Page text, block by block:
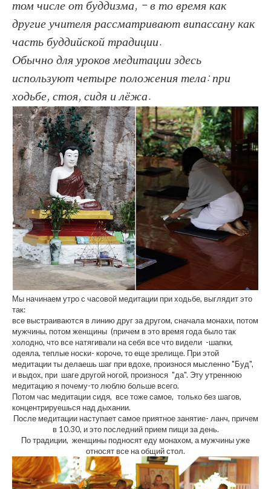
том числе от буддизма, - в то время как
другие учителя рассматривают випассану как
часть буддийской традиции.
Обычно для уроков медитации здесь
используют четыре положения тела: при
ходьбе, стоя, сидя и лёжа.
Мы начинаем утро с часовой медитации при ходьбе, выглядит это
так:
все выстраиваются в линию друг за другом, сначала монахи, потом
мужчины, потом женщины (причем в это время года было так
холодно, что все натягивали на себя все что видели -шапки,
одеяла, теплые носки- короче, то еще зрелище. При этой
медитации ты делаешь шаг при вдохе, произнося мысленно "Буд",
и выдох, при шаге другой ногой, произнося "да". Эту утреннюю
медитацию я почему-то люблю больше всего.
Потом час медитации сидя, все тоже самое, только без шагов,
концентрируешься над дыхании.
После медитации наступает самое приятное занятие- ланч, причем
в 10.30, и это последний прием пищи за день.
По традиции, женщины подносят еду монахом, а мужчины уже
относят все на общий стол.